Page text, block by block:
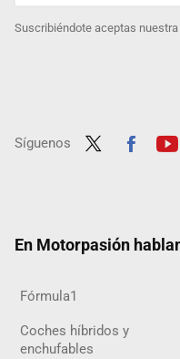
Suscribiéndote aceptas nuestra
Síguenos
En Motorpasión
Fórmula1
Coches híbridos y
enchufables